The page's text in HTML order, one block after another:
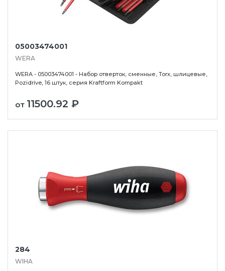
05003474001
WERA
WERA - 05003474001 - Набор отверток, сменные, Torx, шлицевые,
Pozidrive, 16 штук, серия Kraftform Kompakt
от 11500.92 ₽
284
WIHA